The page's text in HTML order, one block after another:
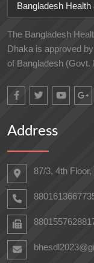
The Bangladesh
Dhaka is approved
of Bangladesh (Govt.
Address
87/3, 4th